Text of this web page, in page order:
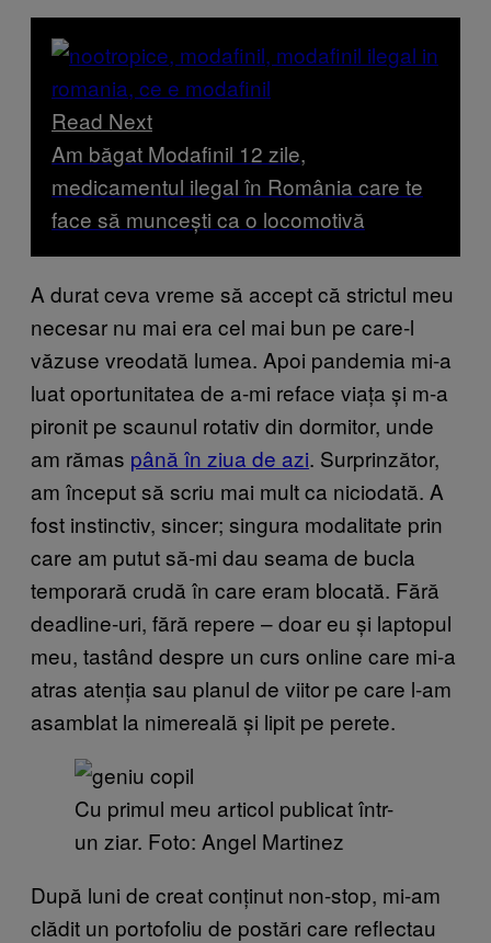
Read Next
Am băgat Modafinil 12 zile,
medicamentul ilegal în România care te
face să muncești ca o locomotivă
A durat ceva vreme să accept că strictul meu
necesar nu mai era cel mai bun pe care-l
văzuse vreodată lumea. Apoi pandemia mi-a
luat oportunitatea de a-mi reface viața și m-a
pironit pe scaunul rotativ din dormitor, unde
am rămas până în ziua de azi. Surprinzător,
am început să scriu mai mult ca niciodată. A
fost instinctiv, sincer; singura modalitate prin
care am putut să-mi dau seama de bucla
temporară crudă în care eram blocată. Fără
deadline-uri, fără repere – doar eu și laptopul
meu, tastând despre un curs online care mi-a
atras atenția sau planul de viitor pe care l-am
asamblat la nimereală și lipit pe perete.
Cu primul meu articol publicat într-
un ziar. Foto: Angel Martinez
După luni de creat conținut non-stop, mi-am
clădit un portofoliu de postări care reflectau